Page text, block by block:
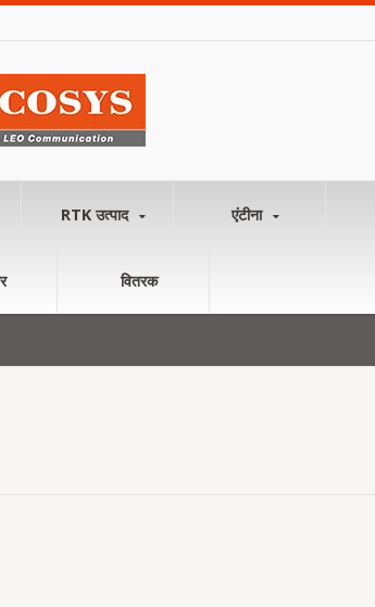
RTK उत्पाद एंटीना
वितरक